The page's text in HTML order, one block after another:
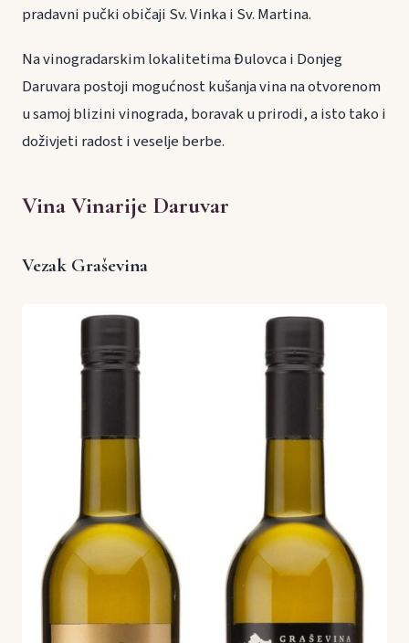
pradavni pučki običaji Sv. Vinka i Sv. Martina.
Na vinogradarskim lokalitetima Đulovca i Donjeg
Daruvara postoji mogućnost kušanja vina na otvorenom
u samoj blizini vinograda, boravak u prirodi, a isto tako i
doživjeti radost i veselje berbe.
Vina Vinarije Daruvar
Vezak Graševina